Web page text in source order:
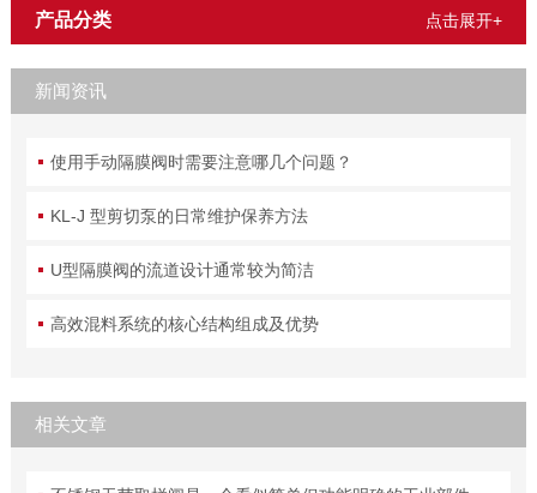
产品分类 点击展开+
新闻资讯
使用手动隔膜阀时需要注意哪几个问题？
KL-J 型剪切泵的日常维护保养方法
U型隔膜阀的流道设计通常较为简洁
高效混料系统的核心结构组成及优势
相关文章